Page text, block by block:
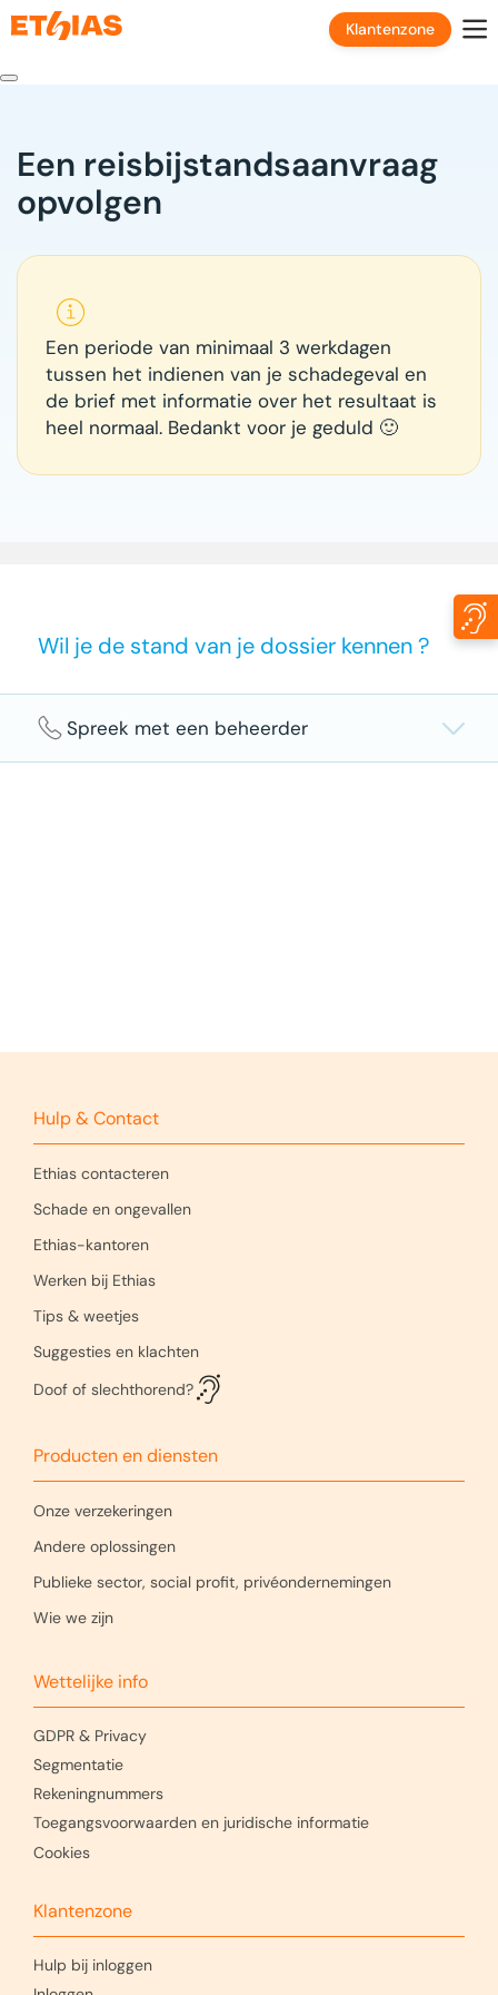
Klantenzone
Een reisbijstandsaanvraag
opvolgen
Een periode van minimaal 3 werkdagen
tussen het indienen van je schadegeval en
de brief met informatie over het resultaat is
heel normaal. Bedankt voor je geduld 🙂
Wil je de stand van je dossier kennen ?
Spreek met een beheerder
vermeld altijd hetnummer van je schadegeval
dan je klant- of contractnummer bij de hand.
24 uur per dag, 7 dagen per week.
011 28 28 28 (kies 4)
Hulp & Contact
Ethias contacteren
Schade en ongevallen
Ethias-kantoren
Werken bij Ethias
Tips & weetjes
Suggesties en klachten
Doof of slechthorend?
Producten en diensten
Onze verzekeringen
Andere oplossingen
Publieke sector, social profit, privéondernemingen
Wie we zijn
Wettelijke info
GDPR & Privacy
Segmentatie
Rekeningnummers
Toegangsvoorwaarden en juridische informatie
Cookies
Klantenzone
Hulp bij inloggen